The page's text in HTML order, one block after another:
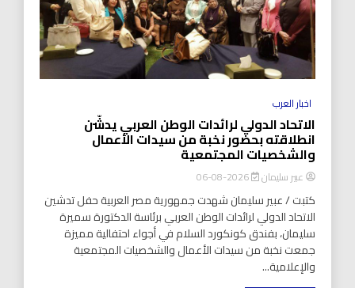
اخبار العرب
الاتحاد الدولي لرائدات الوطن العربي يدشّن
انطلاقته بحضور نخبة من سيدات الأعمال
والشخصيات المجتمعية
عبير سليمان 2026-08-06
كتبت / عبير سليمان شهدت جمهورية مصر العربية حفل تدشين
الاتحاد الدولي لرائدات الوطن العربي برئاسة الدكتورة سميرة
سليمان، بفندق كونكورد السلام في أجواء احتفالية مميزة
جمعت نخبة من سيدات الأعمال والشخصيات المجتمعية
والإعلامية...